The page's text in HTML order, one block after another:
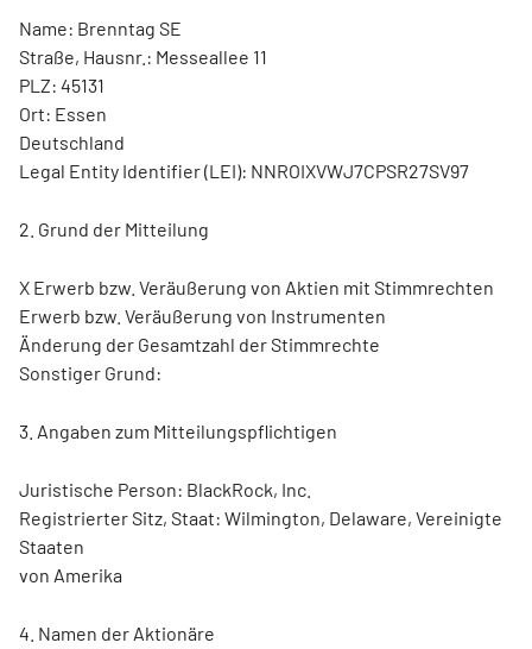
Name: Brenntag SE
Straße, Hausnr.: Messeallee 11
PLZ: 45131
Ort: Essen
Deutschland
Legal Entity Identifier (LEI): NNROIXVWJ7CPSR27SV97
2. Grund der Mitteilung
X Erwerb bzw. Veräußerung von Aktien mit Stimmrechten
Erwerb bzw. Veräußerung von Instrumenten
Änderung der Gesamtzahl der Stimmrechte
Sonstiger Grund:
3. Angaben zum Mitteilungspflichtigen
Juristische Person: BlackRock, Inc.
Registrierter Sitz, Staat: Wilmington, Delaware, Vereinigte
Staaten
von Amerika
4. Namen der Aktionäre